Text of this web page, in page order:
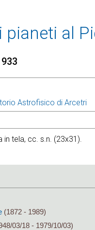
pianeti al
Astrofisico di Arcetri
tela, cc. s.n. (23x31).
(1872 - 1989)
03/18 - 1979/10/03)